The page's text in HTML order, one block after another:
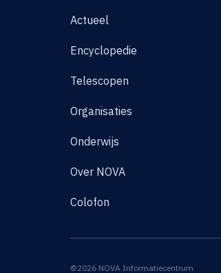
Actueel
Encyclopedie
Telescopen
Organisaties
Onderwijs
Over NOVA
Colofon
©2026 NOVA Informatiecentrum